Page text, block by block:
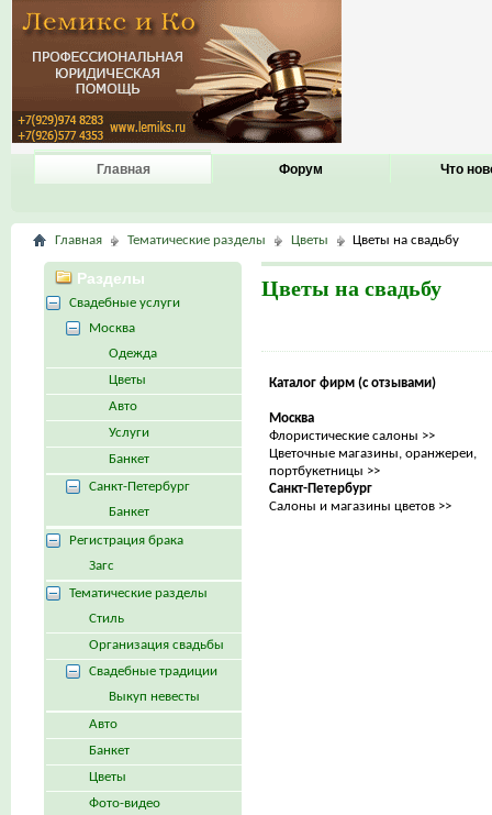
Главная Форум Что
Главная Тематические разделы Цветы Цветы на свадьбу
Цветы на свадьбу
Каталог фирм (с отзывами)
Москва
Флористические салоны >>
Цветочные магазины, оранжереи,
портбукетницы >>
Санкт-Петербург
Салоны и магазины цветов >>
Разделы
Свадебные услуги
Москва
Одежда
Цветы
Авто
Услуги
Банкет
Санкт-Петербург
Банкет
Регистрация брака
Загс
Тематические разделы
Стиль
Организация свадьбы
Свадебные традиции
Выкуп невесты
Авто
Банкет
Цветы
Фото-видео